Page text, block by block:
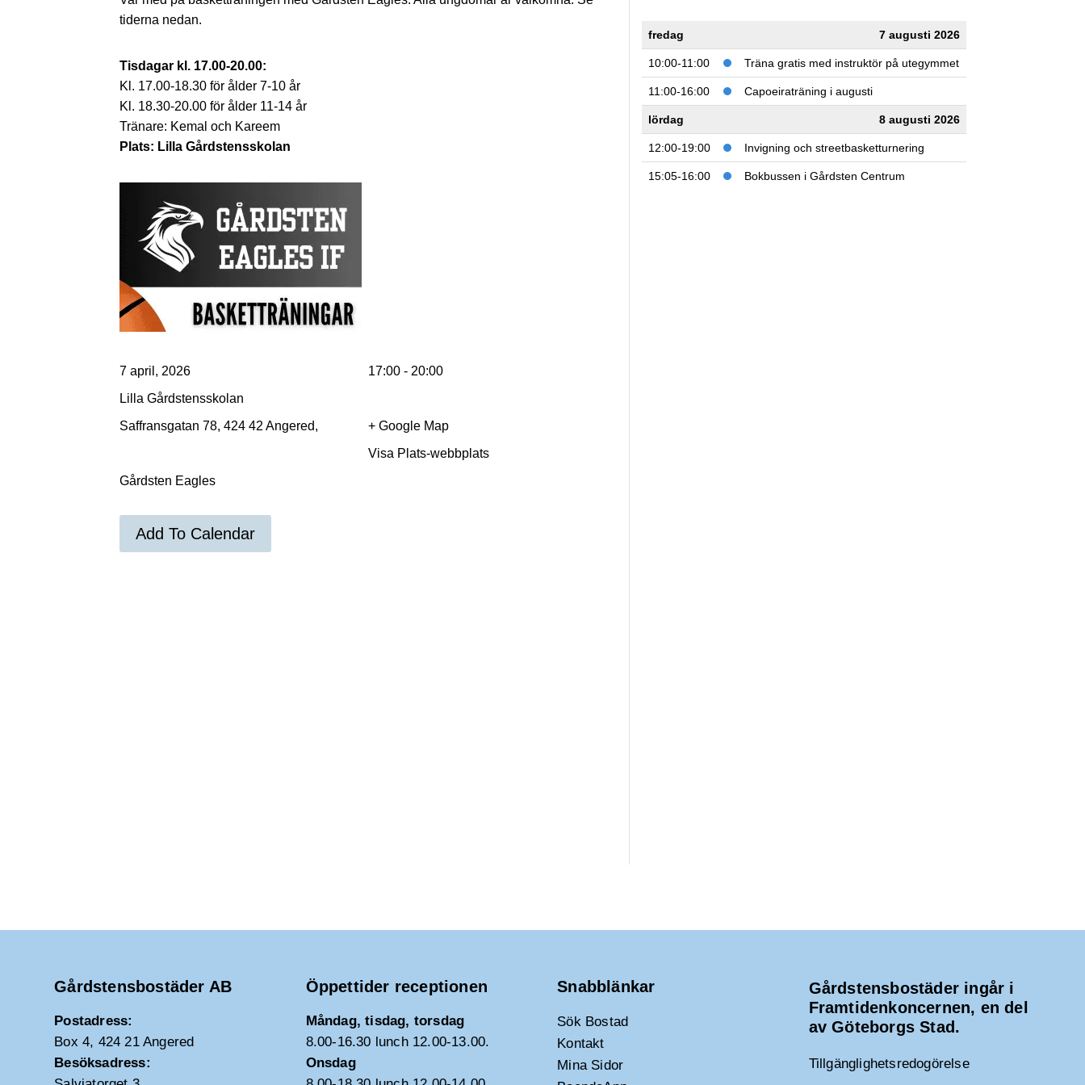
tiderna nedan.
Tisdagar kl. 17.00-20.00:
Kl. 17.00-18.30 för ålder 7-10 år
Kl. 18.30-20.00 för ålder 11-14 år
Tränare: Kemal och Kareem
Plats: Lilla Gårdstensskolan
7 april, 2026
17:00 - 20:00
Lilla Gårdstensskolan
Saffransgatan 78, 424 42 Angered,
+ Google Map
Visa Plats-webbplats
Gårdsten Eagles
Add To Calendar
fredag 7 augusti 2026
10:00-11:00 Träna gratis med instruktör på utegymmet
11:00-16:00 Capoeiraträning i augusti
lördag 8 augusti 2026
12:00-19:00 Invigning och streetbasketturnering
15:05-16:00 Bokbussen i Gårdsten Centrum
Gårdstensbostäder AB
Postadress:
Box 4, 424 21 Angered
Besöksadress:
Öppettider receptionen
Måndag, tisdag, torsdag
8.00-16.30 lunch 12.00-13.00.
Onsdag
Snabblänkar
Sök Bostad
Kontakt
Mina Sidor
Gårdstensbostäder ingår i
Framtidenkoncernen, en del
av Göteborgs Stad.
Tillgänglighetsredogörelse